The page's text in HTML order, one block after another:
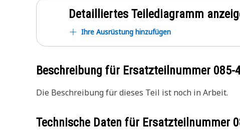
Detailliertes Teilediagramm
Ihre Ausrüstung hinzufügen
Beschreibung für Ersatzteilnummer 085-
Die Beschreibung für dieses Teil ist noch in Arbeit.
Technische Daten für Ersatzteilnummer